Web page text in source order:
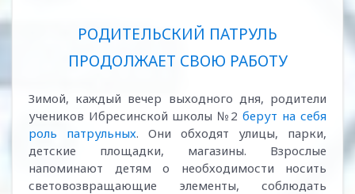
РОДИТЕЛЬСКИЙ ПАТРУЛЬ
ПРОДОЛЖАЕТ СВОЮ РАБОТУ
Зимой, каждый вечер выходного дня, родители
учеников Ибресинской школы №2 берут на себя
роль патрульных. Они обходят улицы, парки,
детские площадки, магазины. Взрослые
напоминают детям о необходимости носить
световозвращающие элементы, соблюдать